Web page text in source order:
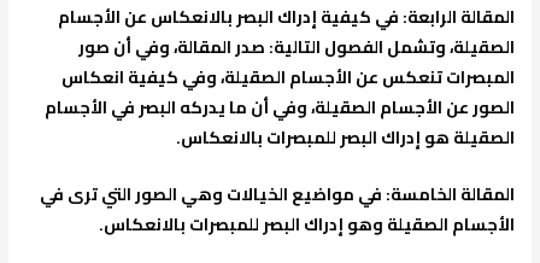
المقالة الرابعة: في كيفية إدراك البصر بالانعكاس عن الأجسام
الصقيلة، وتشمل الفصول التالية: صدر المقالة، وفي أن صور
المبصرات تنعكس عن الأجسام الصقيلة، وفي كيفية انعكاس
الصور عن الأجسام الصقيلة، وفي أن ما يدركه البصر في الأجسام
الصقيلة هو إدراك البصر للمبصرات بالانعكاس.
المقالة الخامسة: في مواضيع الخيالات وهي الصور التي ترى في
الأجسام الصقيلة وهو إدراك البصر للمبصرات بالانعكاس.